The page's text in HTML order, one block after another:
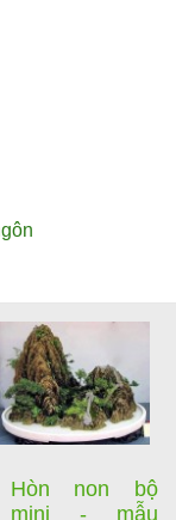
Hòn non bộ
mini - mẫu